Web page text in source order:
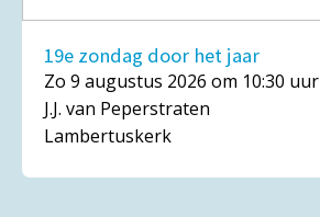
19e zondag door het jaar
Zo 9 augustus 2026 om 10:30 uur
J.J. van Peperstraten
Lambertuskerk